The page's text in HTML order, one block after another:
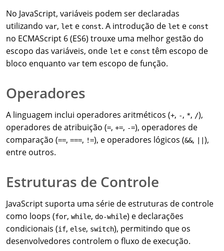
No JavaScript, variáveis podem ser declaradas
utilizando var, let e const. A introdução de let e const
no ECMAScript 6 (ES6) trouxe uma melhor gestão do
escopo das variáveis, onde let e const têm escopo de
bloco enquanto var tem escopo de função.
Operadores
A linguagem inclui operadores aritméticos (+, -, *, /),
operadores de atribuição (=, +=, -=), operadores de
comparação (==, ===, !=), e operadores lógicos (&&,
),
entre outros.
Estruturas de Controle
JavaScript suporta uma série de estruturas de controle
como loops (for, while, do-while) e declarações
condicionais (if, else, switch), permitindo que os
desenvolvedores controlem o fluxo de execução.